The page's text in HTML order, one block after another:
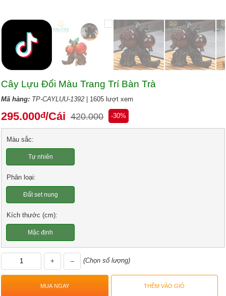
Cây Lựu Đổi Màu Trang Trí Bàn Trà
Mã hàng: TP-CAYLUU-1392 | 1605 lượt xem
295.000đ/Cái 420.000 -30%
Màu sắc:
Tự nhiên
Phân loại:
Đất set nung
Kích thước (cm):
Mặc định
+ – (Chọn số lượng)